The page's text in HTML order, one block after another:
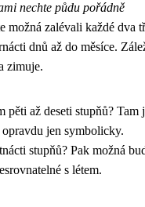
nechte půdu pořádně
možná zalévali každé dva
dnů až do měsíce.
zimuje.
pěti až deseti stupňů? Tam
jen symbolicky.
stupňů? Pak možná
s létem.